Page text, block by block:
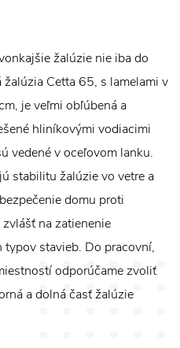
žalúzie nie iba do
Cetta 65, s lamelami v
je veľmi obľúbená a
hliníkovými vodiacimi
vedené v oceľovom lanku.
stabilitu žalúzie vo vetre a
domu proti
na zatienenie
stavieb. Do pracovní,
odporúčame zvoliť
a dolná časť žalúzie